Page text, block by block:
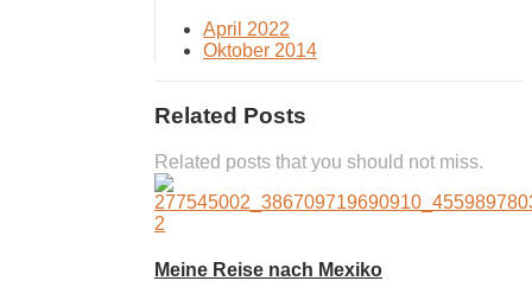
April 2022
Oktober 2014
Related Posts
Related posts that you should not miss.
Meine Reise nach Mexiko